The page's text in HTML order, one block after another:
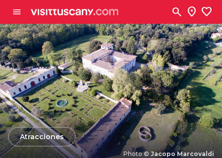
menu search location_on favorite
Photo © Jacopo Marcovaldi
arrow_backAtracciones